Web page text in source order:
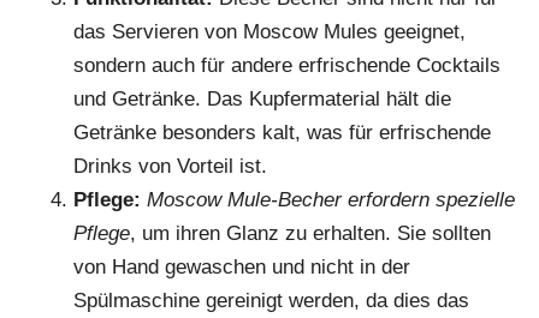
das Servieren von Moscow Mules geeignet,
sondern auch für andere erfrischende Cocktails
und Getränke. Das Kupfermaterial hält die
Getränke besonders kalt, was für erfrischende
Drinks von Vorteil ist.
Pflege: Moscow Mule-Becher erfordern spezielle
Pflege, um ihren Glanz zu erhalten. Sie sollten
von Hand gewaschen und nicht in der
Spülmaschine gereinigt werden, da dies das